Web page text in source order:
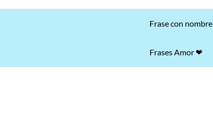
Frase con nombre
Frases Amor ❤